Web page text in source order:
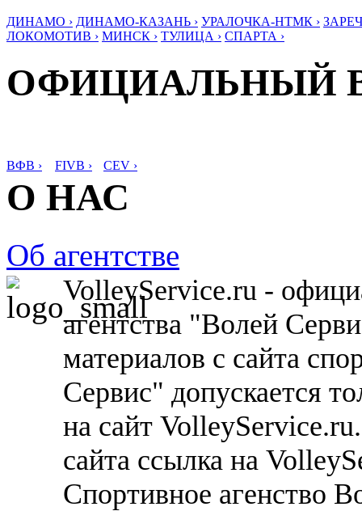
ДИНАМО › ДИНАМО-КАЗАНЬ › УРАЛОЧКА-НТМК ›
ЛОКОМОТИВ › МИНСК › ТУЛИЦА › СПАРТА ›
ОФИЦИАЛЬНЫЙ
ВФВ › FIVB › CEV ›
О НАС
Об агентстве
VolleyService.ru -
агентства "Волей
материалов с сайта
Сервис" допускается
на сайт
сайта ссылка на
Спортивное агенство